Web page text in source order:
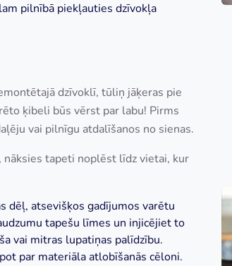
pilnībā piekļauties dzīvokļa
dzīvoklī, tūliņ jāķeras pie
ķibeli būs vērst par labu! Pirms
vai pilnīgu atdalīšanos no sienas.
nāksies tapeti noplēst līdz vietai, kur
dēļ, atsevišķos gadījumos varētu
tapešu līmes un injicējiet to
vai mitras lupatiņas palīdzību.
par materiāla atlobīšanās cēloni.